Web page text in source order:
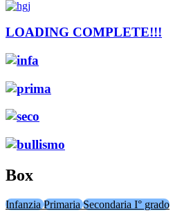
LOADING COMPLETE!!!
Box
InfanziaPrimariaSecondaria I° grado